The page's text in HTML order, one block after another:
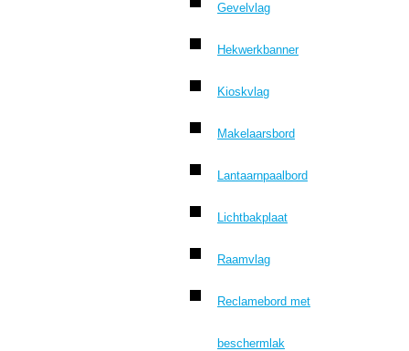
Gevelvlag
Hekwerkbanner
Kioskvlag
Makelaarsbord
Lantaarnpaalbord
Lichtbakplaat
Raamvlag
Reclamebord met
beschermlak